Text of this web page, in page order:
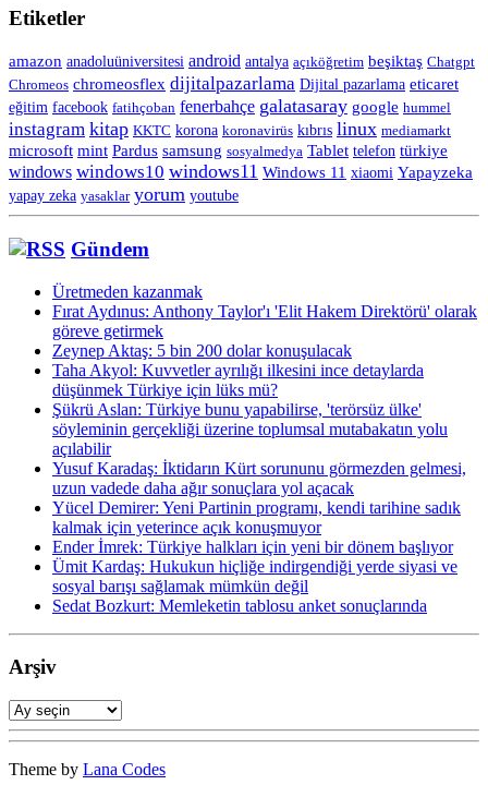
Etiketler
amazon anadoluüniversitesi android antalya açıköğretim beşiktaş Chatgpt
Chromeos chromeosflex dijitalpazarlama Dijital pazarlama eticaret
eğitim facebook fatihçoban fenerbahçe galatasaray google hummel
instagram kitap KKTC korona koronavirüs kıbrıs linux mediamarkt
microsoft mint Pardus samsung sosyalmedya Tablet telefon türkiye
windows windows10 windows11 Windows 11 xiaomi Yapayzeka
yapay zeka yasaklar yorum youtube
Gündem
Üretmeden kazanmak
Fırat Aydınus: Anthony Taylor'ı 'Elit Hakem Direktörü' olarak
göreve getirmek
Zeynep Aktaş: 5 bin 200 dolar konuşulacak
Taha Akyol: Kuvvetler ayrılığı ilkesini ince detaylarda
düşünmek Türkiye için lüks mü?
Şükrü Aslan: Türkiye bunu yapabilirse, 'terörsüz ülke'
söyleminin gerçekliği üzerine toplumsal mutabakatın yolu
açılabilir
Yusuf Karadaş: İktidarın Kürt sorununu görmezden gelmesi,
uzun vadede daha ağır sonuçlara yol açacak
Yücel Demirer: Yeni Partinin programı, kendi tarihine sadık
kalmak için yeterince açık konuşmuyor
Ender İmrek: Türkiye halkları için yeni bir dönem başlıyor
Ümit Kardaş: Hukukun hiçliğe indirgendiği yerde siyasi ve
sosyal barışı sağlamak mümkün değil
Sedat Bozkurt: Memleketin tablosu anket sonuçlarında
Arşiv
Arşiv
Theme by Lana Codes